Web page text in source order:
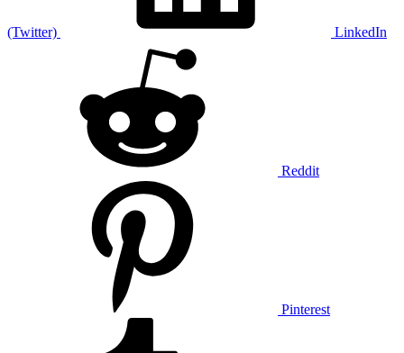
(Twitter) LinkedIn
Reddit
Pinterest